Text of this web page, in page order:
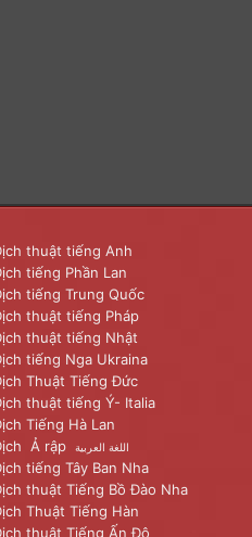
thuật tiếng Anh
tiếng Phần Lan
tiếng Trung Quốc
thuật tiếng Pháp
thuật tiếng Nhật
tiếng Nga Ukraina
Thuật Tiếng Đức
thuật tiếng Ý- Italia
Tiếng Hà Lan
Ả rập
اللغة العربية
tiếng Tây Ban Nha
thuật Tiếng Bồ Đào Nha
Thuật Tiếng Hàn
thuật Tiếng Ấn Độ